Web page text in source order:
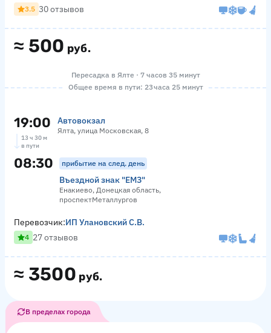
≈ 500 руб.
3.5 30 отзывов
Пересадка в Ялте · 7 часов 35 минут
Общее время в пути: 23 часа 25 минут
19:00 Автовокзал
Ялта, улица Московская, 8
13 ч 30 м
в пути
08:30 прибытие на след. день
Въездной знак "ЕМЗ"
Енакиево, Донецкая область,
проспектМеталлургов
≈ 3500 руб.
Перевозчик:ИП Улановский С.В.
4 27 отзывов
В пределах города